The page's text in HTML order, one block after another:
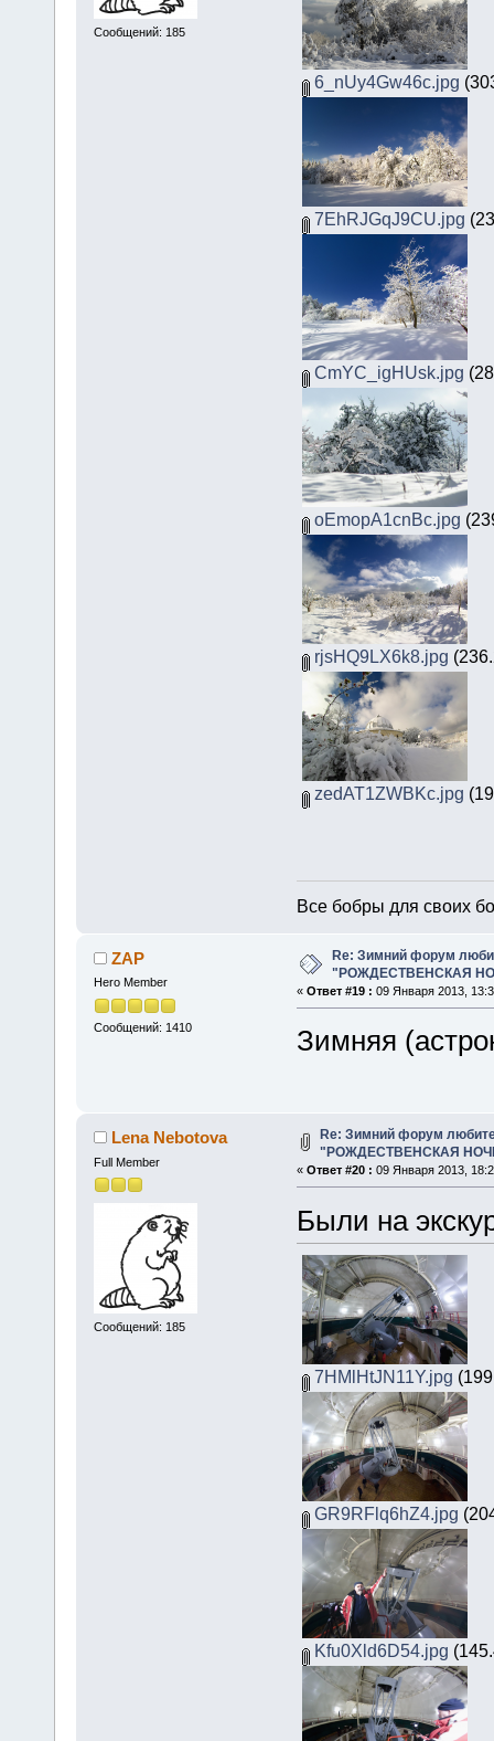
Сообщений: 185
6_nUy4Gw46c.jpg
7EhRJGqJ9CU.jpg
CmYC_igHUsk.jpg
oEmopA1cnBc.jpg
rjsHQ9LX6k8.jpg
zedAT1ZWBKc.jpg
Все бобры для своих
ZAP
Hero Member
Сообщений: 1410
Re: Зимний форум
"РОЖДЕСТВЕНСКАЯ
« Ответ #19 : 09 Января 2013,
Зимняя
Lena Nebotova
Full Member
Сообщений: 185
Re: Зимний форум
"РОЖДЕСТВЕНСКАЯ
« Ответ #20 : 09 Января 2013,
Были на
7HMlHtJN11Y.jpg
GR9RFlq6hZ4.jpg
Kfu0Xld6D54.jpg